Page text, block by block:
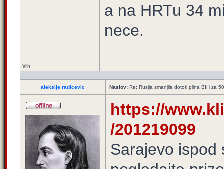
a na HRTu 34
nece.
Vrh
aleksije radicevic Naslov: Re: Rusija smanjila dotok plina BIH za
https://
/201219099
Sarajevo ispod